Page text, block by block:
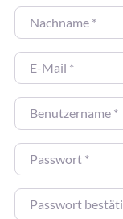
Nachname
E-Mail
Benutzername
Passwort
Passwort bestätigen